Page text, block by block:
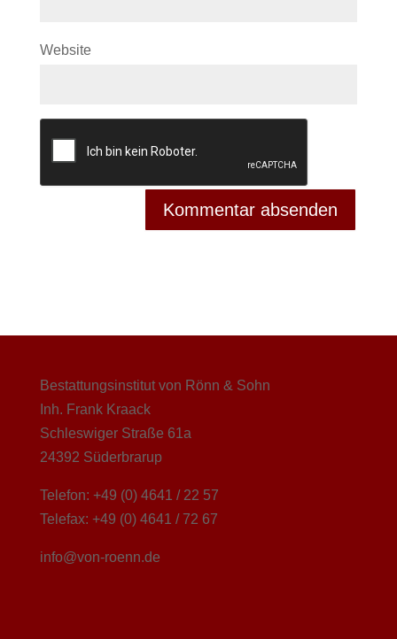
Website
Bestattungsinstitut von Rönn & Sohn
Inh. Frank Kraack
Schleswiger Straße 61a
24392 Süderbrarup
Telefon: +49 (0) 4641 / 22 57
Telefax: +49 (0) 4641 / 72 67
info@von-roenn.de